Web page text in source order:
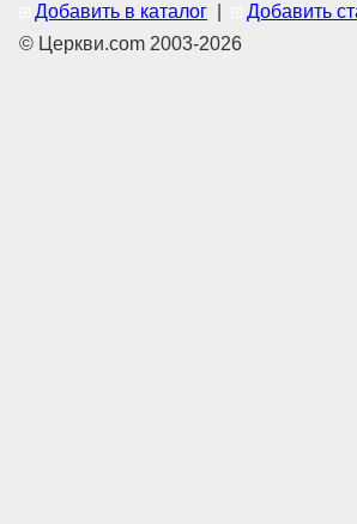
Добавить в каталог Добавить
© Церкви.com 2003-2026